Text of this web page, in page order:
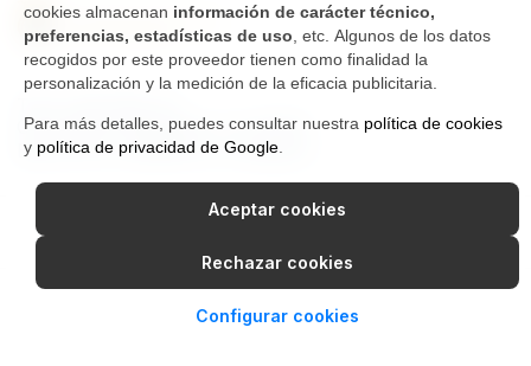
cookies almacenan información de carácter técnico,
preferencias, estadísticas de uso , etc. Algunos de los datos
recogidos por este proveedor tienen como finalidad la
personalización y la medición de la eficacia publicitaria.
Para más detalles, puedes consultar nuestra política de cookies
y política de privacidad de Google
Aceptar cookies
Rechazar cookies
Configurar cookies
Ctra Gallur-Sangüesa s/n 50600
Ejea de los Caballeros, Zaragoza
Canal Interno de InformaciónPolítica de privacidad